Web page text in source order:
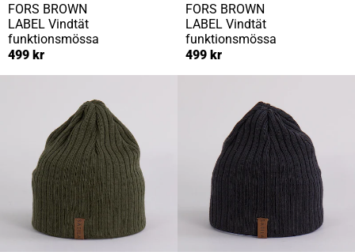
FORS BROWN
LABEL Vindtät
funktionsmössa
499 kr
FORS BROWN
LABEL Vindtät
funktionsmössa
499 kr